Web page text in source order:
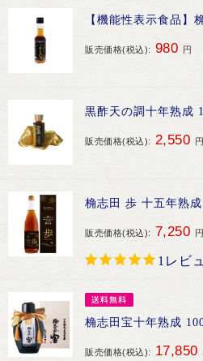
【機能性表示食品】
販売価格(税込): 980 円
黒酢天の調十年熟成
販売価格(税込): 2,550 円
桷志田 歩 十五年熟
販売価格(税込): 7,250 円
1レビ
桷志田宝十年熟成
販売価格(税込): 17,850